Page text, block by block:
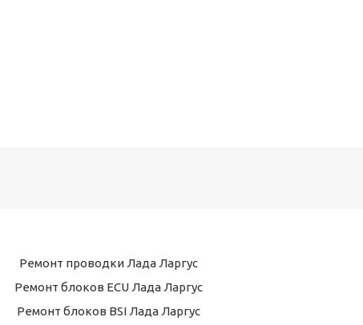
Ремонт проводки Лада Ларгус
Ремонт блоков ECU Лада Ларгус
Ремонт блоков BSI Лада Ларгус